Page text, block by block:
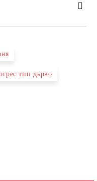
ден.
тип дърво